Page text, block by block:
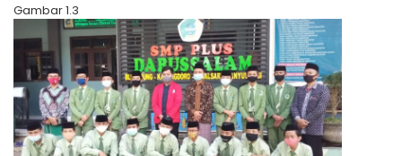
Gambar 1.3